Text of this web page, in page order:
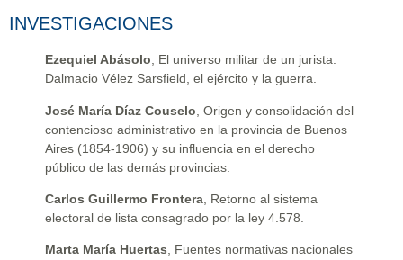
INVESTIGACIONES
Ezequiel Abásolo , El universo militar de un jurista.
Dalmacio Vélez Sarsfield, el ejército y la guerra.
José María Díaz Couselo , Origen y consolidación del
contencioso administrativo en la provincia de Buenos
Aires (1854-1906) y su influencia en el derecho
público de las demás provincias.
Carlos Guillermo Frontera , Retorno al sistema
electoral de lista consagrado por la ley 4.578.
Marta María Huertas, Fuentes normativas nacionales